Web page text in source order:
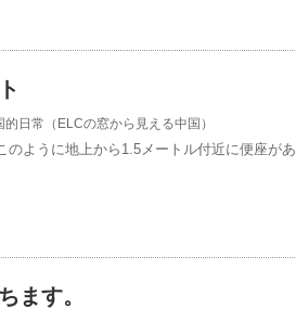
的日常（ELCの窓から見える中国）
のように地上から1.5メートル付近に便座があ
ます。